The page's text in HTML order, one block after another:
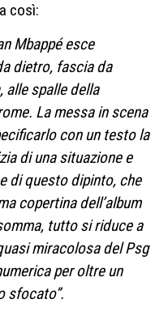
così:
Mbappé esce
dietro, fascia da
alle spalle della
La messa in scena
con un testo la
di una situazione e
di questo dipinto, che
copertina dell’album
tutto si riduce a
miracolosa del Psg
per oltre un
sfocato”.